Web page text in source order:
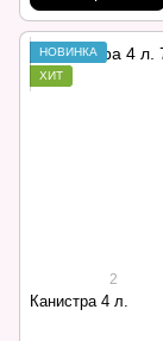
НОВИНКА
ХИТ
2
Канистра 4 л.